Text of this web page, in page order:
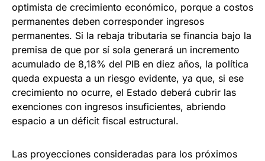
optimista de crecimiento económico, porque a costos
permanentes deben corresponder ingresos
permanentes. Si la rebaja tributaria se financia bajo la
premisa de que por sí sola generará un incremento
acumulado de 8,18% del PIB en diez años, la política
queda expuesta a un riesgo evidente, ya que, si ese
crecimiento no ocurre, el Estado deberá cubrir las
exenciones con ingresos insuficientes, abriendo
espacio a un déficit fiscal estructural.
Las proyecciones consideradas para los próximos